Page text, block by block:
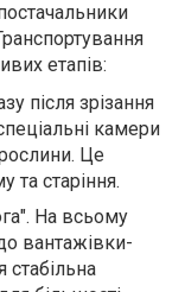
етапів:
після зрізання
камери
Це
та старіння.
На всьому
вантажівки-